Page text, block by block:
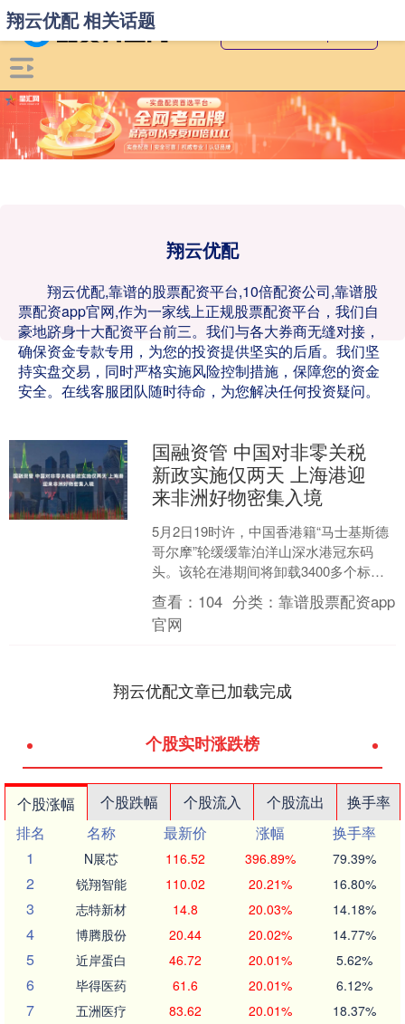
翔云优配
翔云优配,靠谱的股票配资平台,10倍配资公司,靠谱股
票配资app官网,作为一家线上正规股票配资平台，我们自
豪地跻身十大配资平台前三。我们与各大券商无缝对接，
确保资金专款专用，为您的投资提供坚实的后盾。我们坚
持实盘交易，同时严格实施风险控制措施，保障您的资金
安全。在线客服团队随时待命，为您解决任何投资疑问。
翔云优配 相关话题
国融资管 中国对非零关税
新政实施仅两天 上海港迎
来非洲好物密集入境
5月2日19时许，中国香港籍“马士基斯德
哥尔摩”轮缓缓靠泊洋山深水港冠东码
头。该轮在港期间将卸载3400多个标准
集装箱货物，其中882标箱产自南非、36
标箱来自....
查看： 104 分类：靠谱股票配资app
官网
翔云优配文章已加载完成
个股实时涨跌榜
个股涨幅 个股跌幅 个股流入 个股流出
换手率
排名
名称 最新价 涨幅
换手率
1
N展芯 116.52 396.89% 79.39%
2 锐翔智能 110.02 20.21% 16.80%
3 志特新材 14.8 20.03% 14.18%
4 博腾股份 20.44 20.02% 14.77%
5 近岸蛋白 46.72 20.01% 5.62%
6 毕得医药 61.6 20.01% 6.12%
7 五洲医疗 83.62 20.01% 18.37%